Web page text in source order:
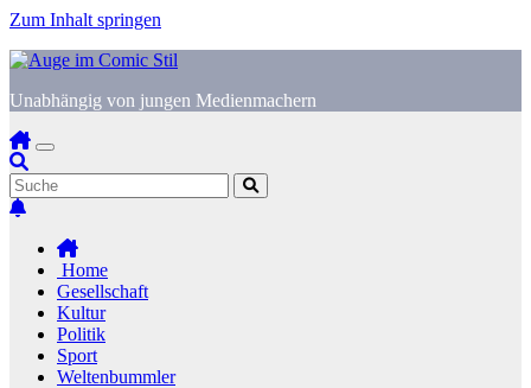
Zum Inhalt springen
Unabhängig von jungen Medienmachern
Home
Gesellschaft
Kultur
Politik
Sport
Weltenbummler